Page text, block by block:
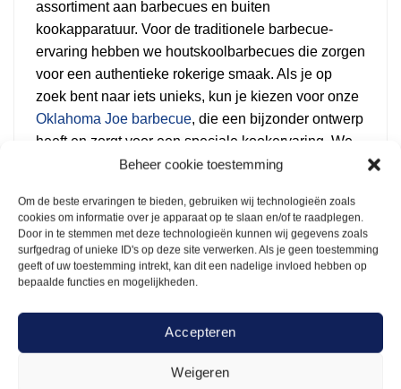
Beheer cookie toestemming
Om de beste ervaringen te bieden, gebruiken wij technologieën zoals
cookies om informatie over je apparaat op te slaan en/of te raadplegen.
Door in te stemmen met deze technologieën kunnen wij gegevens zoals
surfgedrag of unieke ID's op deze site verwerken. Als je geen toestemming
geeft of uw toestemming intrekt, kan dit een nadelige invloed hebben op
bepaalde functies en mogelijkheden.
Accepteren
Weigeren
assortiment aan barbecues en buiten
kookapparatuur. Voor de traditionele barbecue-
ervaring hebben we houtskoolbarbecues die zorgen
voor een authentieke rokerige smaak. Als je op
zoek bent naar iets unieks, kun je kiezen voor onze
Oklahoma Joe barbecue, die een bijzonder ontwerp
heeft en zorgt voor een speciale kookervaring. We
heksenketels met statiefdie ideaal zijn
perfect voor festivals of grotere evenementen.
Daarnaast bieden we gasbarbecues aan die
eenvoudig in gebruik zijn en ideaal zijn voor grotere
gedoe met houtskool, zodat je snel kunt beginnen
met koken en genieten van je evenement.
Waar je op moet letten bij het huren van